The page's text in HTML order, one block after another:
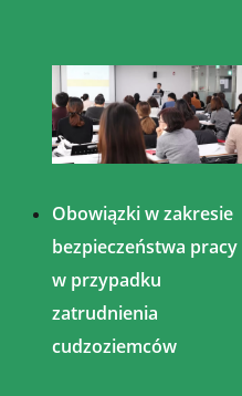
Obowiązki w zakresie
bezpieczeństwa pracy
w przypadku
zatrudnienia
cudzoziemców